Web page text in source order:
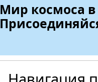
Мир космоса в